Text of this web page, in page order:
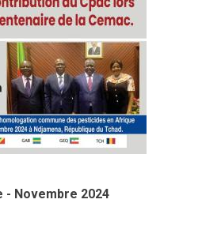
Novembre 2024